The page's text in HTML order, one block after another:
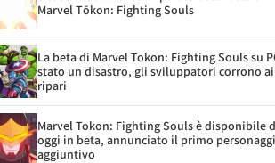
Marvel Tōkon: Fighting Souls
La beta di Marvel Tokon: Fighting Souls su
stato un disastro, gli sviluppatori corrono ai
ripari
Marvel Tokon: Fighting Souls è disponibile
oggi in beta, annunciato il primo
aggiuntivo